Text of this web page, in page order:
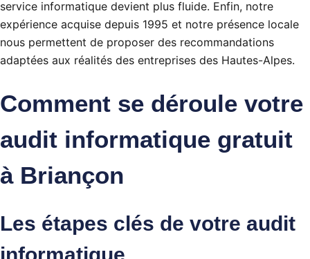
service informatique devient plus fluide. Enfin, notre
expérience acquise depuis 1995 et notre présence locale
nous permettent de proposer des recommandations
adaptées aux réalités des entreprises des Hautes-Alpes.
Comment se déroule votre
audit informatique gratuit
à Briançon
Les étapes clés de votre audit
informatique